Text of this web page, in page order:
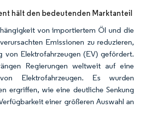
hält den bedeutenden Marktanteil
von importiertem Öl und die
Emissionen zu reduzieren,
von Elektrofahrzeugen (EV) gefördert.
Regierungen weltweit auf eine
Elektrofahrzeugen. Es wurden
ergriffen, wie eine deutliche Senkung
einer größeren Auswahl an